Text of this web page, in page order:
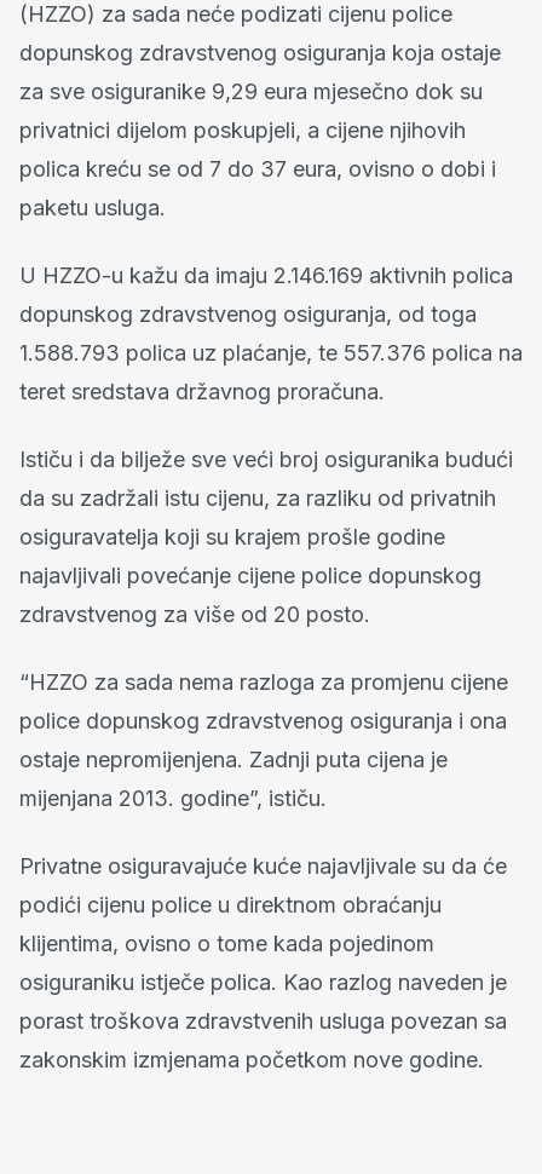
(HZZO) za sada neće podizati cijenu police
dopunskog zdravstvenog osiguranja koja ostaje
za sve osiguranike 9,29 eura mjesečno dok su
privatnici dijelom poskupjeli, a cijene njihovih
polica kreću se od 7 do 37 eura, ovisno o dobi i
paketu usluga.
U HZZO-u kažu da imaju 2.146.169 aktivnih polica
dopunskog zdravstvenog osiguranja, od toga
1.588.793 polica uz plaćanje, te 557.376 polica na
teret sredstava državnog proračuna.
Ističu i da bilježe sve veći broj osiguranika budući
da su zadržali istu cijenu, za razliku od privatnih
osiguravatelja koji su krajem prošle godine
najavljivali povećanje cijene police dopunskog
zdravstvenog za više od 20 posto.
“HZZO za sada nema razloga za promjenu cijene
police dopunskog zdravstvenog osiguranja i ona
ostaje nepromijenjena. Zadnji puta cijena je
mijenjana 2013. godine”, ističu.
Privatne osiguravajuće kuće najavljivale su da će
podići cijenu police u direktnom obraćanju
klijentima, ovisno o tome kada pojedinom
osiguraniku istječe polica. Kao razlog naveden je
porast troškova zdravstvenih usluga povezan sa
zakonskim izmjenama početkom nove godine.